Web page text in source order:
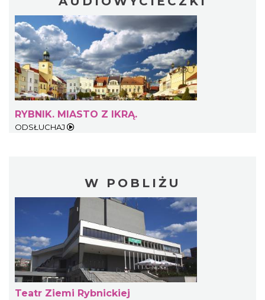
RYBNIK. MIASTO Z IKRĄ.
ODSŁUCHAJ
W POBLIŻU
Teatr Ziemi Rybnickiej